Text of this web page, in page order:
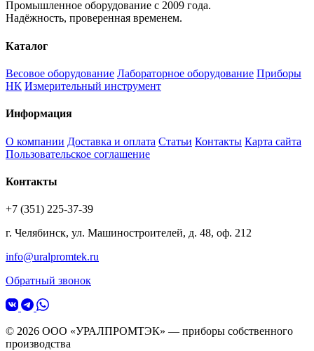
Промышленное оборудование с 2009 года.
Надёжность, проверенная временем.
Каталог
Весовое оборудование Лабораторное оборудование Приборы
НК Измерительный инструмент
Информация
О компании Доставка и оплата Статьи Контакты Карта сайта
Пользовательское соглашение
Контакты
+7 (351) 225-37-39
г. Челябинск, ул. Машиностроителей, д. 48, оф. 212
info@uralpromtek.ru
Обратный звонок
© 2026 ООО «УРАЛПРОМТЭК» — приборы собственного
производства